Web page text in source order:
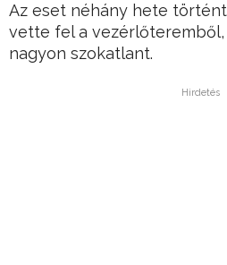
Az eset néhány hete
vette fel a
nagyon szokatlant.
Hirdetés